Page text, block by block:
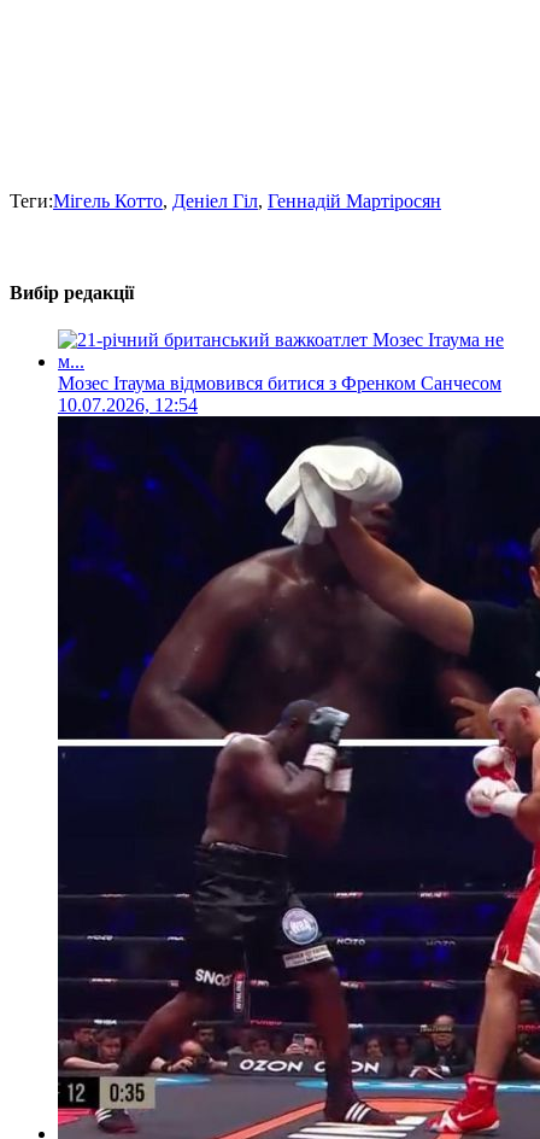
Теги:Мігель Котто, Деніел Гіл, Геннадій Мартіросян
Вибір редакції
Мозес Ітаума відмовився битися з Френком Санчесом
10.07.2026, 12:54